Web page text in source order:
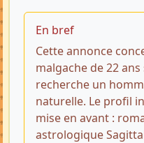
En bref
Cette annonce
malgache de 22
recherche un
naturelle. Le profil
mise en avant :
astrologique